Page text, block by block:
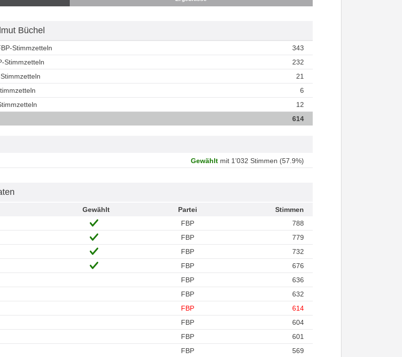
Büchel
Stimmzetteln
343
Stimmzetteln
232
21
6
12
614
Gewähltmit 1’032 Stimmen (57.9%)
Gewählt Partei
Stimmen
FBP
788
FBP
779
FBP
732
FBP
676
FBP
636
FBP
632
FBP
614
FBP
604
FBP
601
FBP 569